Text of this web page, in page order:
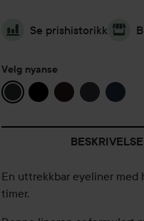
Se prishistorikk
Velg nyanse
BESKRIVELSE
En uttrekkbar eyeliner med
timer.